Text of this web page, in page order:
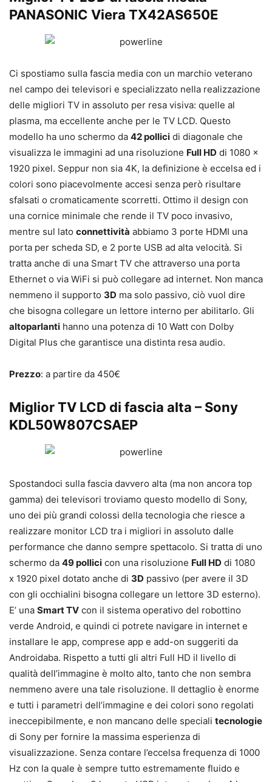
PANASONIC Viera TX42AS650E
Ci spostiamo sulla fascia media con un marchio veterano
nel campo dei televisori e specializzato nella realizzazione
delle migliori TV in assoluto per resa visiva: quelle al
plasma, ma eccellente anche per le TV LCD. Questo
modello ha uno schermo da 42 pollici di diagonale che
visualizza le immagini ad una risoluzione Full HD di 1080 x
1920 pixel. Seppur non sia 4K, la definizione è eccelsa ed i
colori sono piacevolmente accesi senza però risultare
sfalsati o cromaticamente scorretti. Ottimo il design con
una cornice minimale che rende il TV poco invasivo,
mentre sul lato connettività abbiamo 3 porte HDMI una
porta per scheda SD, e 2 porte USB ad alta velocità. Si
tratta anche di una Smart TV che attraverso una porta
Ethernet o via WiFi si può collegare ad internet. Non manca
nemmeno il supporto 3D ma solo passivo, ciò vuol dire
che bisogna collegare un lettore interno per abilitarlo. Gli
altoparlanti hanno una potenza di 10 Watt con Dolby
Digital Plus che garantisce una distinta resa audio.
Prezzo: a partire da 450€
Miglior TV LCD di fascia alta – Sony
KDL50W807CSAEP
Spostandoci sulla fascia davvero alta (ma non ancora top
gamma) dei televisori troviamo questo modello di Sony,
uno dei più grandi colossi della tecnologia che riesce a
realizzare monitor LCD tra i migliori in assoluto dalle
performance che danno sempre spettacolo. Si tratta di uno
schermo da 49 pollici con una risoluzione Full HD di 1080
x 1920 pixel dotato anche di 3D passivo (per avere il 3D
con gli occhialini bisogna collegare un lettore 3D esterno).
E’ una Smart TV con il sistema operativo del robottino
verde Android, e quindi ci potrete navigare in internet e
installare le app, comprese app e add-on suggeriti da
Androidaba. Rispetto a tutti gli altri Full HD il livello di
qualità dell’immagine è molto alto, tanto che non sembra
nemmeno avere una tale risoluzione. Il dettaglio è enorme
e tutti i parametri dell’immagine e dei colori sono regolati
ineccepibilmente, e non mancano delle speciali tecnologie
di Sony per fornire la massima esperienza di
visualizzazione. Senza contare l’eccelsa frequenza di 1000
Hz con la quale è sempre tutto estremamente fluido e